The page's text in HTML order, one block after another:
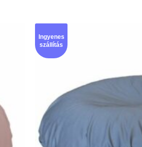
Ingyenes
szállítás